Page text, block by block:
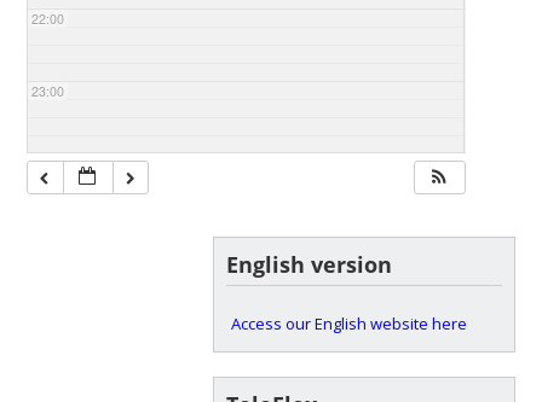
22:00
23:00
English version
Access our English website here